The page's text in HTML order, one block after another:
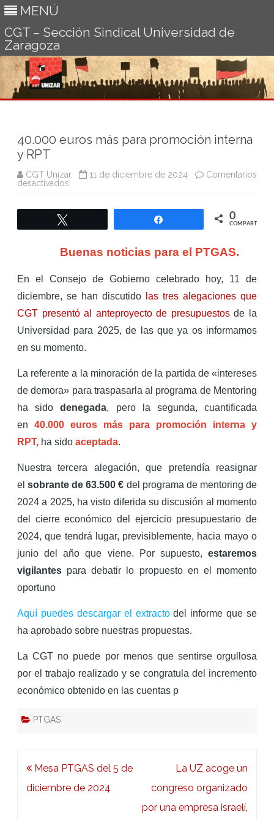
MENÚ
CGT – Sección Sindical Universidad de
Zaragoza
40.000 euros más para promoción interna
y RPT
CGT Unizar 11 de diciembre de 2024
Comentarios
desactivados
más
RPT
0
COMPARTIR
Buenas noticias para el PTGAS.
En el Consejo de Gobierno celebrado hoy, 11 de
diciembre, se han discutido
las tres alegaciones que
CGT presentó al anteproyecto de presupuestosde la
Universidad para 2025, de las que ya os informamos
en su momento.
La referente a la minoración de la partida de «intereses
de demora» para traspasarla al programa de Mentoring
ha sidodenegada, pero la segunda, cuantificada
en 40.000 euros más para promoción interna y
RPT, ha sido aceptada.
Nuestra tercera alegación, que pretendía reasignar
elsobrante de 63.500 € del programa de mentoring de
2024 a 2025, ha visto diferida su discusión al momento
del cierre económico del ejercicio presupuestario de
2024, que tendrá lugar, previsiblemente, hacia mayo o
junio del año que viene. Por supuesto, estaremos
vigilantes para debatir lo propuesto en el momento
oportuno
Aquí puedes descargar el extractodel informe que se
ha aprobado sobre nuestras propuestas.
La CGT no puede por menos que sentirse orgullosa
por el trabajo realizado y se congratula del incremento
económico obtenido en las cuentas p
PTGAS
Navegación
de
Mesa PTGAS del 5 de
diciembre de 2024
La UZ acoge un
congreso organizado
por una empresa israelí,